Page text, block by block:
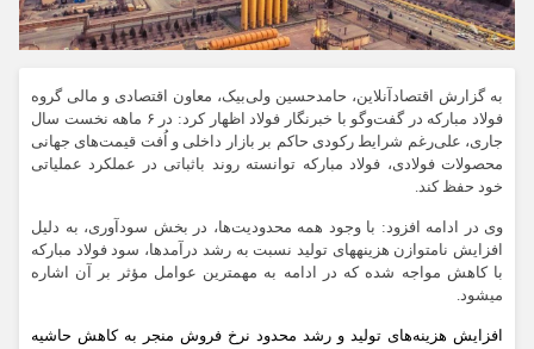
به گزارش اقتصادآنلاین، حامدحسین ولی‌بیک، معاون اقتصادی و مالی گروه
فولاد مبارکه در گفت‌و‌گو با خبرنگار فولاد اظهار کرد: در ۶ ماهه نخست سال
جاری، علی‌رغم شرایط رکودی حاکم بر بازار داخلی و اُفت قیمت‌های جهانی
محصولات فولادی، فولاد مبارکه توانسته روند باثباتی در عملکرد عملیاتی
خود حفظ کند.
وی در ادامه افزود: با وجود همه محدودیت‌ها، در بخش سودآوری، به دلیل
افزایش نامتوازن هزینه‏‎های تولید نسبت به رشد درآمدها، سود فولاد مبارکه
با کاهش مواجه شده که در ادامه به مهم‎‏ترین عوامل مؤثر بر آن اشاره
می‏شود.
افزایش هزینه‌‏های تولید و رشد محدود نرخ فروش منجر به کاهش حاشیه